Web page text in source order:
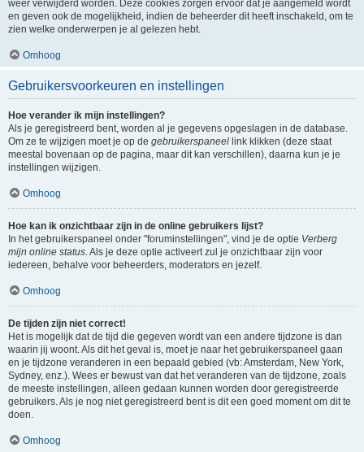
weer verwijderd worden. Deze cookies zorgen ervoor dat je aangemeld wordt
en geven ook de mogelijkheid, indien de beheerder dit heeft inschakeld, om te
zien welke onderwerpen je al gelezen hebt.
Omhoog
Gebruikersvoorkeuren en instellingen
Hoe verander ik mijn instellingen?
Als je geregistreerd bent, worden al je gegevens opgeslagen in de database.
Om ze te wijzigen moet je op de gebruikerspaneel link klikken (deze staat
meestal bovenaan op de pagina, maar dit kan verschillen), daarna kun je je
instellingen wijzigen.
Omhoog
Hoe kan ik onzichtbaar zijn in de online gebruikers lijst?
In het gebruikerspaneel onder "foruminstellingen", vind je de optie Verberg
mijn online status. Als je deze optie activeert zul je onzichtbaar zijn voor
iedereen, behalve voor beheerders, moderators en jezelf.
Omhoog
De tijden zijn niet correct!
Het is mogelijk dat de tijd die gegeven wordt van een andere tijdzone is dan
waarin jij woont. Als dit het geval is, moet je naar het gebruikerspaneel gaan
en je tijdzone veranderen in een bepaald gebied (vb: Amsterdam, New York,
Sydney, enz.). Wees er bewust van dat het veranderen van de tijdzone, zoals
de meeste instellingen, alleen gedaan kunnen worden door geregistreerde
gebruikers. Als je nog niet geregistreerd bent is dit een goed moment om dit te
doen.
Omhoog